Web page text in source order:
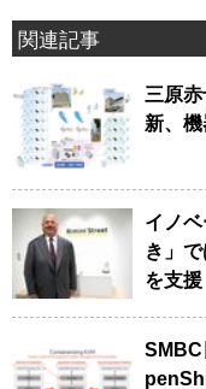
関連記事
三原
新、
イノ
き」
を支援
SMBC